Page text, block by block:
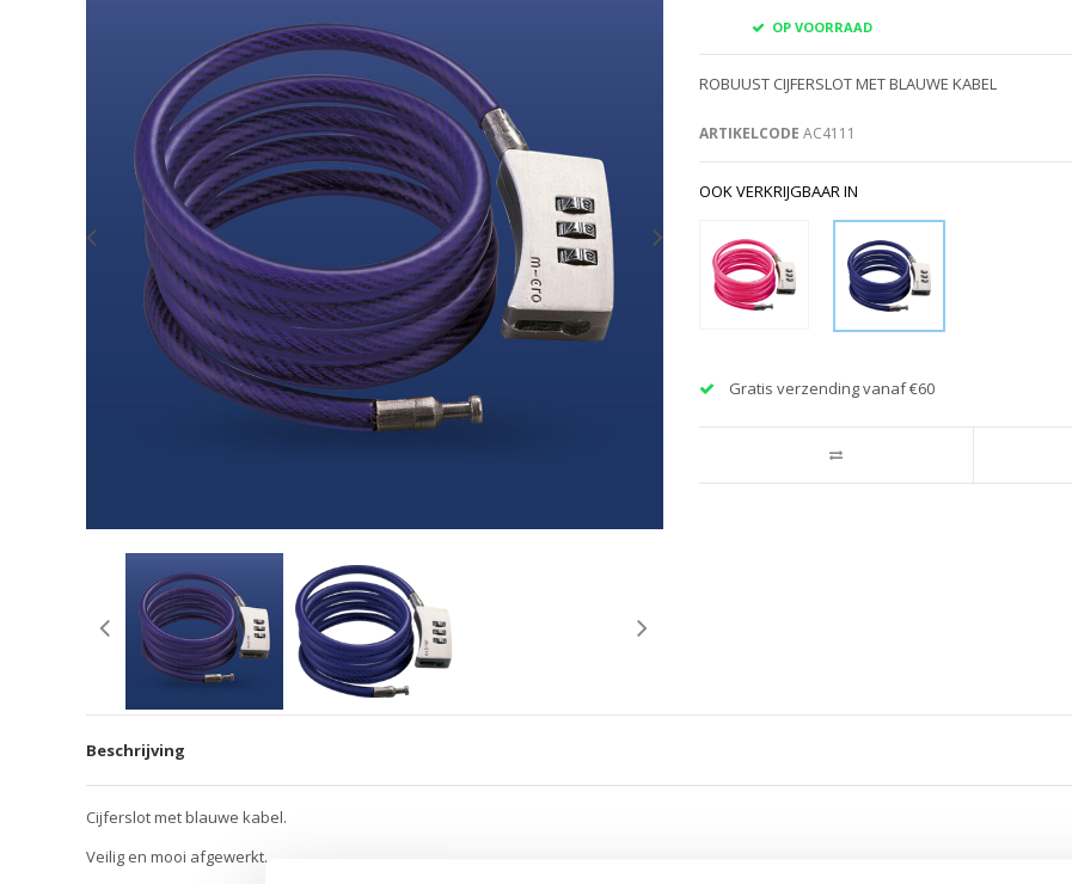
OP VOORRAAD
ROBUUST CIJFERSLOT MET BLAUWE KABEL
ARTIKELCODE AC4111
OOK VERKRIJGBAAR IN
Gratis verzending vanaf €60
Beschrijving
Cijferslot met blauwe kabel.
Veilig en mooi afgewerkt.